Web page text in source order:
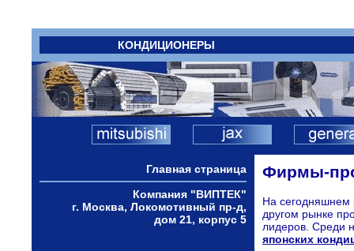
КОНДИЦИОНЕРЫ
Главная страница
Компания "ВИПТЕК"
г. Москва, Локомотивный пр-д,
дом 21, корпус 5
Фирмы-
На сегодняшнем
другом рынке
лидеров. Среди
японских